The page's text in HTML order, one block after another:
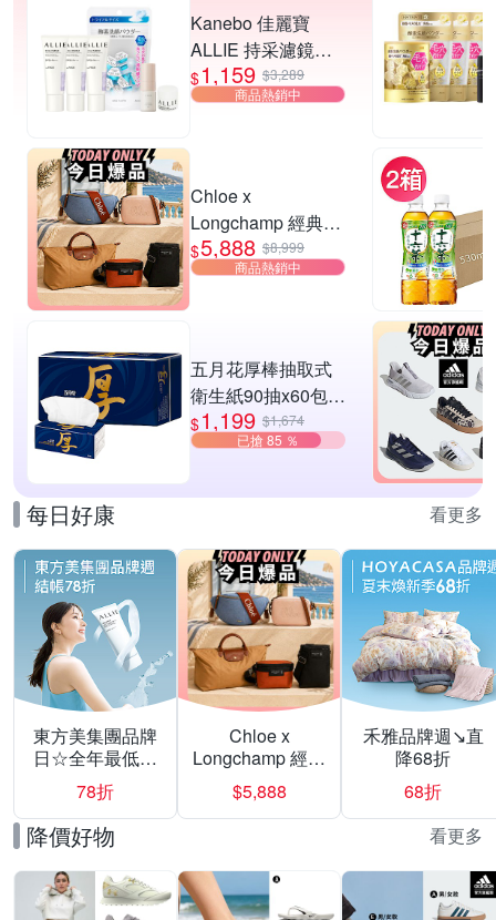
Kanebo 佳麗寶
ALLIE 持采濾鏡調
色UV防曬乳 40g (3
入團購組) (3款任
$1,159 $3,289
商品熱銷中
Chloe x
Longchamp 經典包
款均一價$5888
$5,888 $8,999
商品熱銷中
五月花厚棒抽取式
衛生紙90抽x60包/
箱
$1,199 $1,674
已搶 85 ％
每日好康 看更多
東方美集團品牌
日☆全年最低▼
激殺28折
78折
Chloe x
Longchamp 經典
包款均一價
$5888
$5,888
禾雅品牌週↘直
降68折
68折
降價好物 看更多